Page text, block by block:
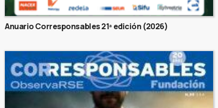
Anuario Corresponsables 21ª edición (2026)